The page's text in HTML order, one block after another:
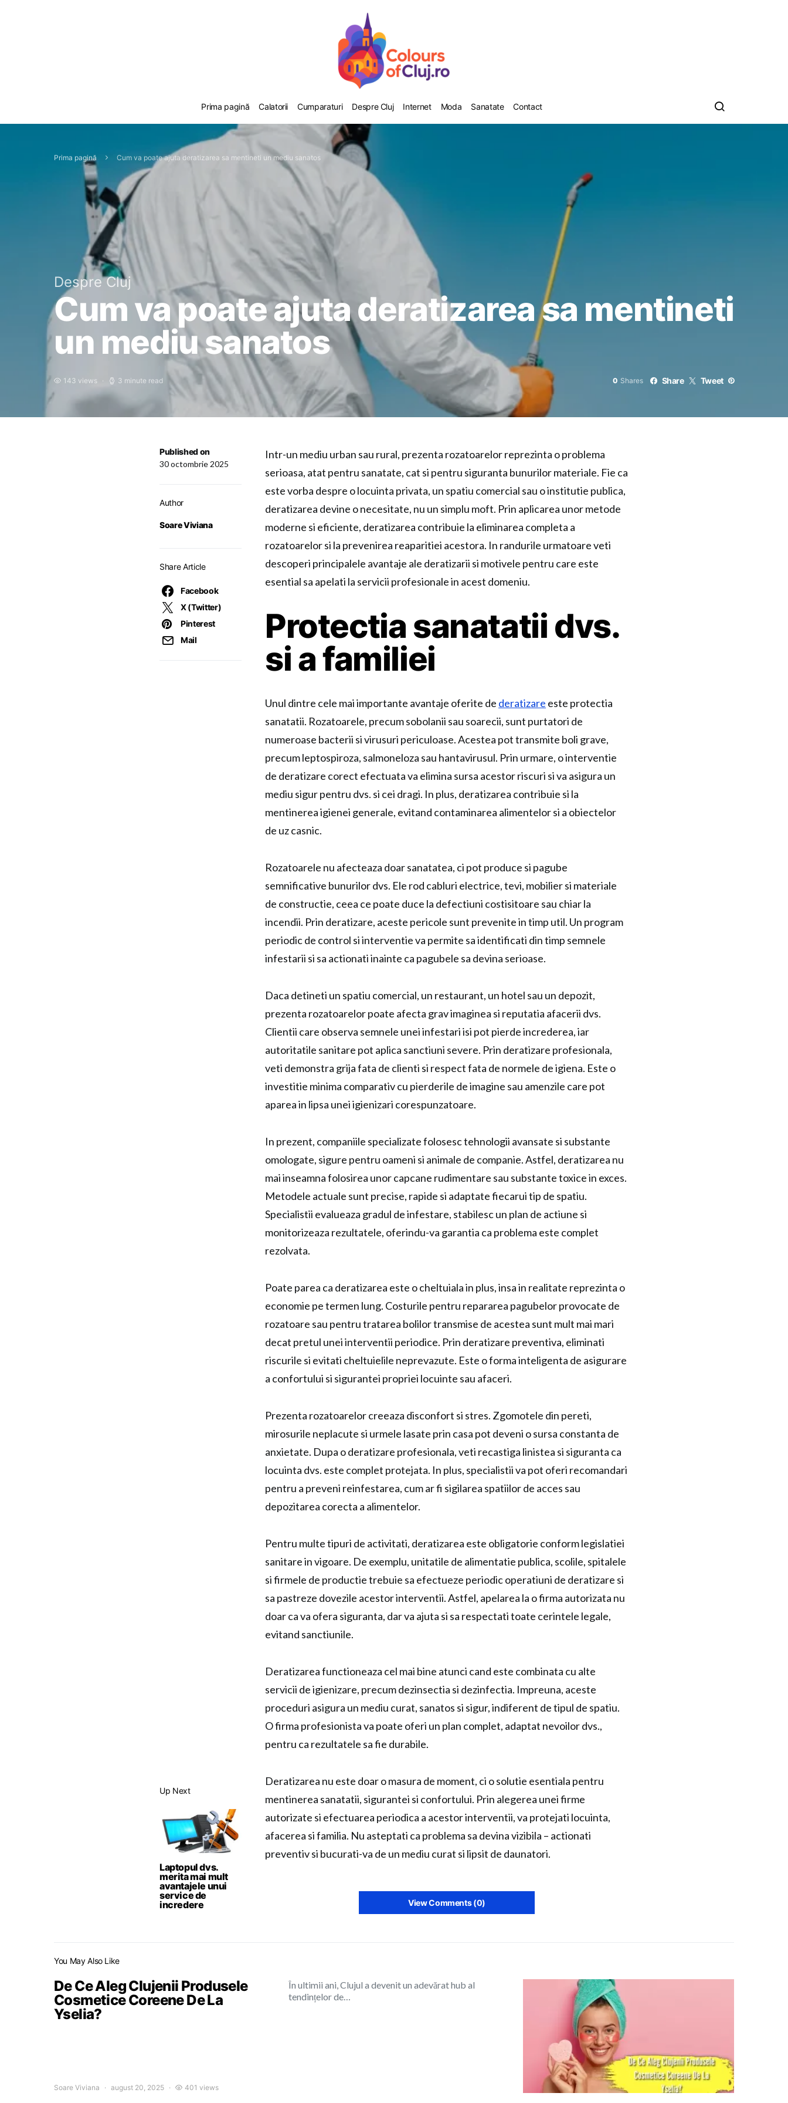
Prima pagină Calatorii Cumparaturi Despre Cluj Internet Moda Sanatate Contact
Prima pagină Cum va poate ajuta deratizarea sa mentineti un mediu sanatos
Despre Cluj
Cum va poate ajuta deratizarea sa mentineti
un mediu sanatos
143 views 3 minute read 0 Shares Share Tweet
Up Next
Laptopul dvs.
merita mai mult
avantajele unui
service de
incredere
Published on
30 octombrie 2025
Author
Soare Viviana
Share Article
Facebook
X (Twitter)
Pinterest
Mail
Intr-un mediu urban sau rural, prezenta rozatoarelor reprezinta o problema
serioasa, atat pentru sanatate, cat si pentru siguranta bunurilor materiale. Fie ca
este vorba despre o locuinta privata, un spatiu comercial sau o institutie publica,
deratizarea devine o necesitate, nu un simplu moft. Prin aplicarea unor metode
moderne si eficiente, deratizarea contribuie la eliminarea completa a
rozatoarelor si la prevenirea reaparitiei acestora. In randurile urmatoare veti
descoperi principalele avantaje ale deratizarii si motivele pentru care este
esential sa apelati la servicii profesionale in acest domeniu.
Protectia sanatatii dvs.
si a familiei
Unul dintre cele mai importante avantaje oferite de deratizare este protectia
sanatatii. Rozatoarele, precum sobolanii sau soarecii, sunt purtatori de
numeroase bacterii si virusuri periculoase. Acestea pot transmite boli grave,
precum leptospiroza, salmoneloza sau hantavirusul. Prin urmare, o interventie
de deratizare corect efectuata va elimina sursa acestor riscuri si va asigura un
mediu sigur pentru dvs. si cei dragi. In plus, deratizarea contribuie si la
mentinerea igienei generale, evitand contaminarea alimentelor si a obiectelor
de uz casnic.
Rozatoarele nu afecteaza doar sanatatea, ci pot produce si pagube
semnificative bunurilor dvs. Ele rod cabluri electrice, tevi, mobilier si materiale
de constructie, ceea ce poate duce la defectiuni costisitoare sau chiar la
incendii. Prin deratizare, aceste pericole sunt prevenite in timp util. Un program
periodic de control si interventie va permite sa identificati din timp semnele
infestarii si sa actionati inainte ca pagubele sa devina serioase.
Daca detineti un spatiu comercial, un restaurant, un hotel sau un depozit,
prezenta rozatoarelor poate afecta grav imaginea si reputatia afacerii dvs.
Clientii care observa semnele unei infestari isi pot pierde increderea, iar
autoritatile sanitare pot aplica sanctiuni severe. Prin deratizare profesionala,
veti demonstra grija fata de clienti si respect fata de normele de igiena. Este o
investitie minima comparativ cu pierderile de imagine sau amenzile care pot
aparea in lipsa unei igienizari corespunzatoare.
In prezent, companiile specializate folosesc tehnologii avansate si substante
omologate, sigure pentru oameni si animale de companie. Astfel, deratizarea nu
mai inseamna folosirea unor capcane rudimentare sau substante toxice in exces.
Metodele actuale sunt precise, rapide si adaptate fiecarui tip de spatiu.
Specialistii evalueaza gradul de infestare, stabilesc un plan de actiune si
monitorizeaza rezultatele, oferindu-va garantia ca problema este complet
rezolvata.
Poate parea ca deratizarea este o cheltuiala in plus, insa in realitate reprezinta o
economie pe termen lung. Costurile pentru repararea pagubelor provocate de
rozatoare sau pentru tratarea bolilor transmise de acestea sunt mult mai mari
decat pretul unei interventii periodice. Prin deratizare preventiva, eliminati
riscurile si evitati cheltuielile neprevazute. Este o forma inteligenta de asigurare
a confortului si sigurantei propriei locuinte sau afaceri.
Prezenta rozatoarelor creeaza disconfort si stres. Zgomotele din pereti,
mirosurile neplacute si urmele lasate prin casa pot deveni o sursa constanta de
anxietate. Dupa o deratizare profesionala, veti recastiga linistea si siguranta ca
locuinta dvs. este complet protejata. In plus, specialistii va pot oferi recomandari
pentru a preveni reinfestarea, cum ar fi sigilarea spatiilor de acces sau
depozitarea corecta a alimentelor.
Pentru multe tipuri de activitati, deratizarea este obligatorie conform legislatiei
sanitare in vigoare. De exemplu, unitatile de alimentatie publica, scolile, spitalele
si firmele de productie trebuie sa efectueze periodic operatiuni de deratizare si
sa pastreze dovezile acestor interventii. Astfel, apelarea la o firma autorizata nu
doar ca va ofera siguranta, dar va ajuta si sa respectati toate cerintele legale,
evitand sanctiunile.
Deratizarea functioneaza cel mai bine atunci cand este combinata cu alte
servicii de igienizare, precum dezinsectia si dezinfectia. Impreuna, aceste
proceduri asigura un mediu curat, sanatos si sigur, indiferent de tipul de spatiu.
O firma profesionista va poate oferi un plan complet, adaptat nevoilor dvs.,
pentru ca rezultatele sa fie durabile.
Deratizarea nu este doar o masura de moment, ci o solutie esentiala pentru
mentinerea sanatatii, sigurantei si confortului. Prin alegerea unei firme
autorizate si efectuarea periodica a acestor interventii, va protejati locuinta,
afacerea si familia. Nu asteptati ca problema sa devina vizibila – actionati
preventiv si bucurati-va de un mediu curat si lipsit de daunatori.
View Comments (0)
You May Also Like
De Ce Aleg Clujenii Produsele
Cosmetice Coreene De La
Yselia?
În ultimii ani, Clujul a devenit un adevărat hub al
tendințelor de…
Soare Viviana august 20, 2025 401 views